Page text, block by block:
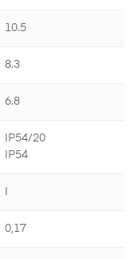
10.5
8.3
6.8
IP54/20
IP54
0,17